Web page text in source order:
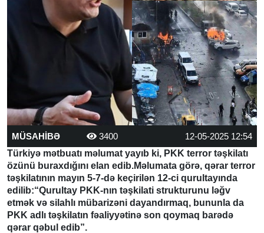
MÜSAHİBƏ 3400
12-05-2025 12:54
Türkiyə mətbuatı məlumat yayıb ki, PKK terror təşkilatı
özünü buraxdığını elan edib.Məlumata görə, qərar terror
təşkilatının mayın 5-7-də keçirilən 12-ci qurultayında
edilib:“Qurultay PKK-nın təşkilati strukturunu ləğv
etmək və silahlı mübarizəni dayandırmaq, bununla da
PKK adlı təşkilatın fəaliyyətinə son qoymaq barədə
qərar qəbul edib”.